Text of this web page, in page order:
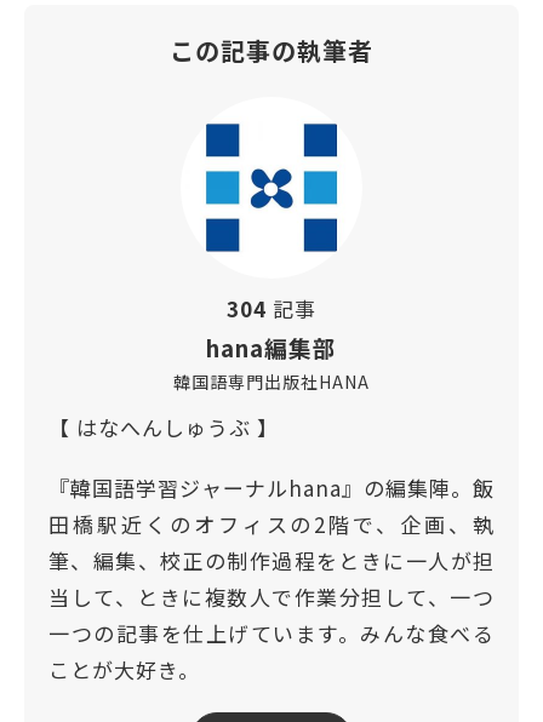
この記事の執筆者
304 記事
hana編集部
韓国語専門出版社HANA
【 はなへんしゅうぶ 】
『韓国語学習ジャーナルhana』の編集陣。飯
田橋駅近くのオフィスの2階で、企画、執
筆、編集、校正の制作過程をときに一人が担
当して、ときに複数人で作業分担して、一つ
一つの記事を仕上げています。みんな食べる
ことが大好き。